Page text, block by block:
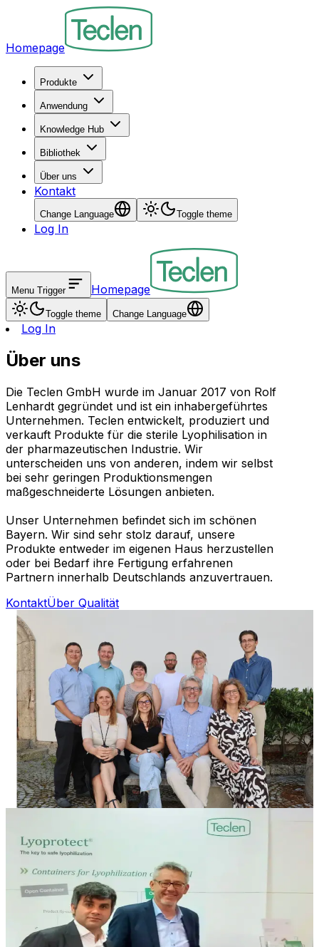
Homepage
Produkte
Anwendung
Knowledge Hub
Bibliothek
Über uns
Kontakt
Change Language Toggle theme
Log In
Menu Trigger Homepage
Toggle theme Change Language
Log In
Über uns
Die Teclen GmbH wurde im Januar 2017 von Rolf
Lenhardt gegründet und ist ein inhabergeführtes
Unternehmen. Teclen entwickelt, produziert und
verkauft Produkte für die sterile Lyophilisation in
der pharmazeutischen Industrie. Wir
unterscheiden uns von anderen, indem wir selbst
bei sehr geringen Produktionsmengen
maßgeschneiderte Lösungen anbieten.
Unser Unternehmen befindet sich im schönen
Bayern. Wir sind sehr stolz darauf, unsere
Produkte entweder im eigenen Haus herzustellen
oder bei Bedarf ihre Fertigung erfahrenen
Partnern innerhalb Deutschlands anzuvertrauen.
KontaktÜber Qualität